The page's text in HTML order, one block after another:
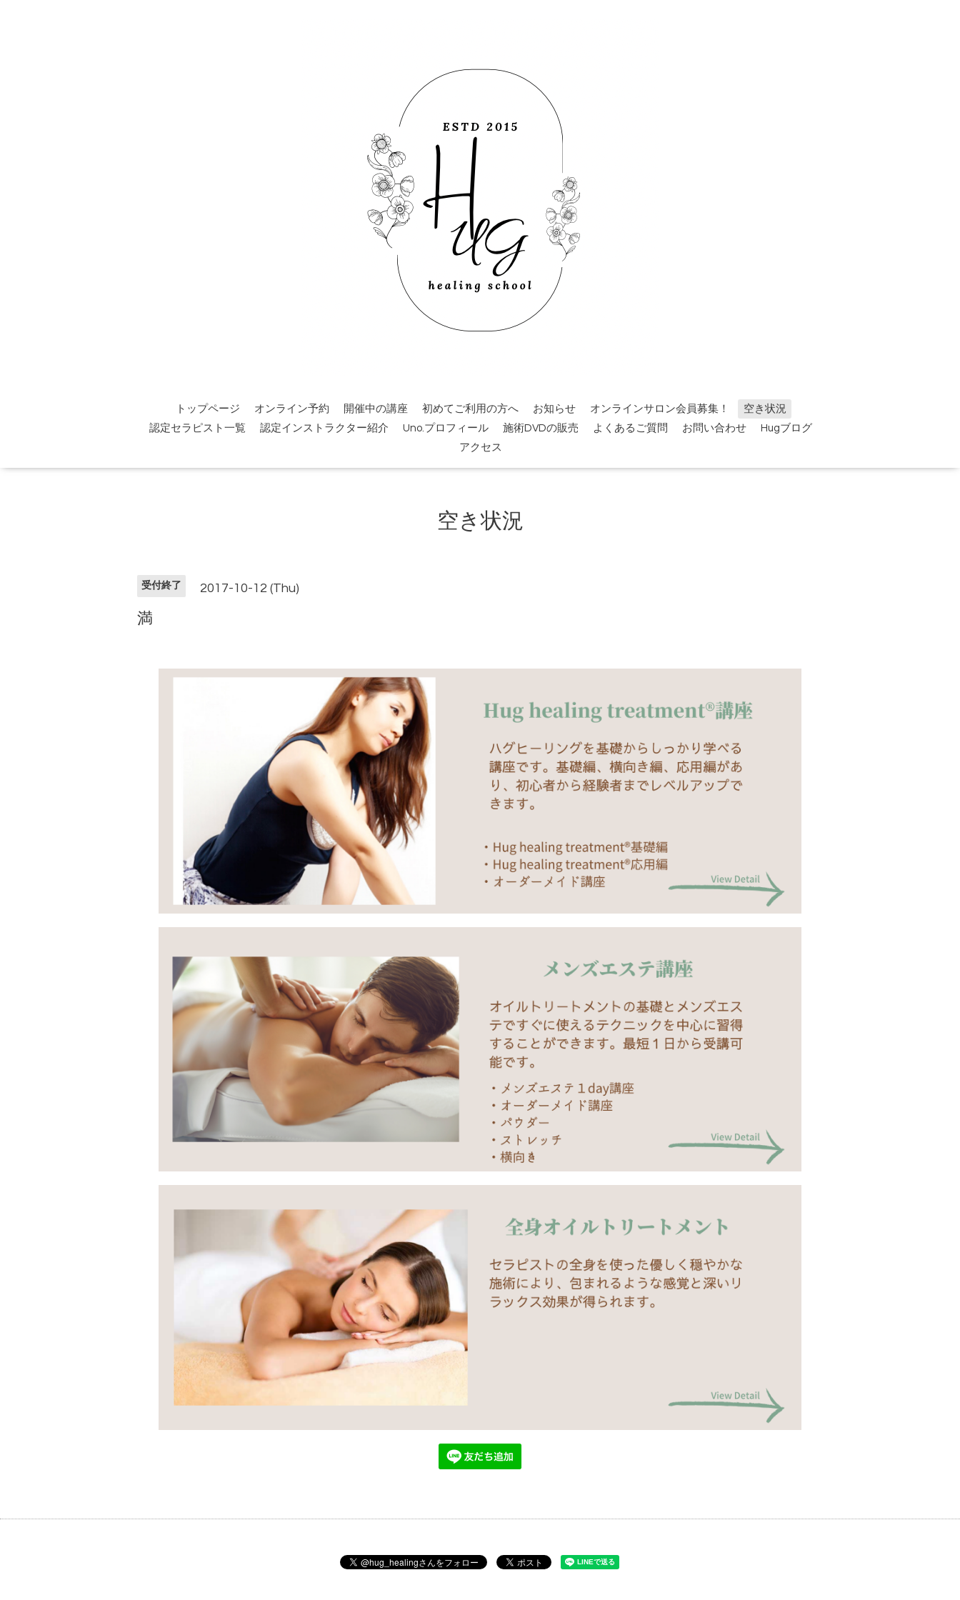
トップページ オンライン予約 開催中の講座 初めてご利用の方へ お知らせ オンラインサロン会員募集！
空き状況
認定セラピスト一覧
認定インストラクター紹介 Uno.プロフィール 施術DVDの販売 よくあるご質問 お問い合わせ
Hugブログ
アクセス
空き状況
受付終了 2017-10-12 (Thu)
満